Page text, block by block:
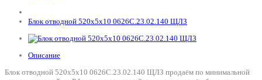
Блок отводной 520х5х10 0626С.23.02.140 ЩЛЗ
Описание
Блок отводной 520х5х10 0626С.23.02.140 ЩЛЗ продаём по минимальной